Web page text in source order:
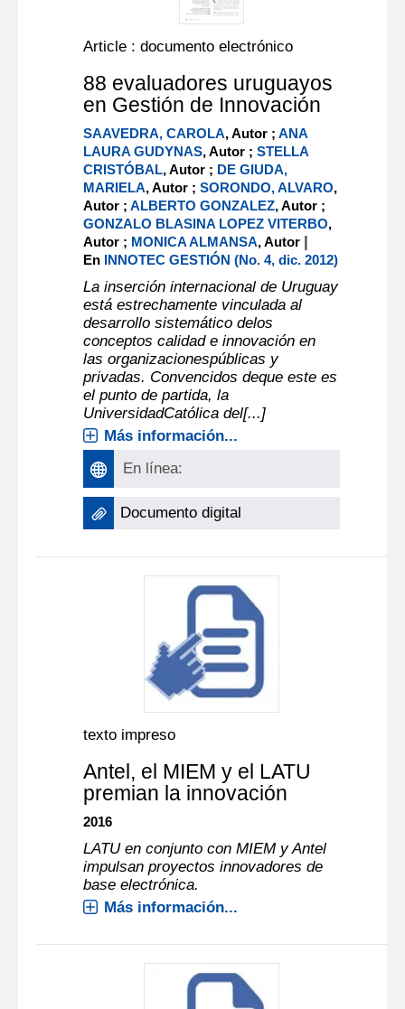
Article : documento electrónico
88 evaluadores uruguayos
en Gestión de Innovación
SAAVEDRA, CAROLA, Autor ;ANA
LAURA GUDYNAS, Autor ;STELLA
CRISTÓBAL, Autor ; DE GIUDA,
MARIELA, Autor ;SORONDO, ALVARO,
Autor ;ALBERTO GONZALEZ, Autor ;
GONZALO BLASINA LOPEZ VITERBO,
Autor ; MONICA ALMANSA, Autor |
En INNOTEC GESTIÓN (No. 4, dic. 2012)
La inserción internacional de Uruguay
está estrechamente vinculada al
desarrollo sistemático delos
conceptos calidad e innovación en
las organizacionespúblicas y
privadas. Convencidos deque este es
el punto de partida, la
UniversidadCatólica del[...]
Más información...
En línea:
Documento digital
texto impreso
Antel, el MIEM y el LATU
premian la innovación
2016
LATU en conjunto con MIEM y Antel
impulsan proyectos innovadores de
base electrónica.
Más información...